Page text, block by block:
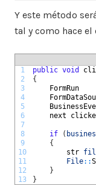
Y este método
tal y como hace el
1
2
3
4
5
6
7
8
9
10
11
12
13
public void
{
next
if (
{
str
File::
}
}